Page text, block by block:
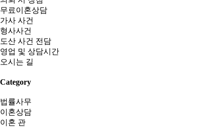
무료이혼상담
가사 사건
형사사건
도산 사건 전담
영업 및 상담시간
오시는 길
Category
법률사무
이혼상담
이혼 관